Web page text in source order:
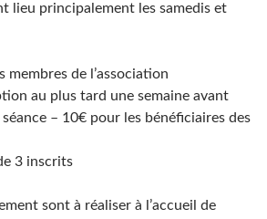
lieu principalement les samedis et
membres de l’association
au plus tard une semaine avant
– 10€ pour les bénéficiaires des
3 inscrits
sont à réaliser à l’accueil de